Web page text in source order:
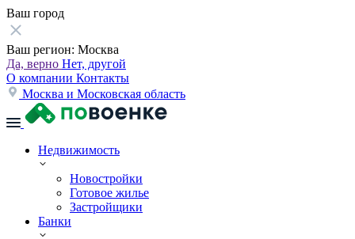
Ваш город
Ваш регион: Москва
Да, верно Нет, другой
О компании Контакты
Москва и Московская область
Недвижимость
Новостройки
Готовое жилье
Застройщики
Банки